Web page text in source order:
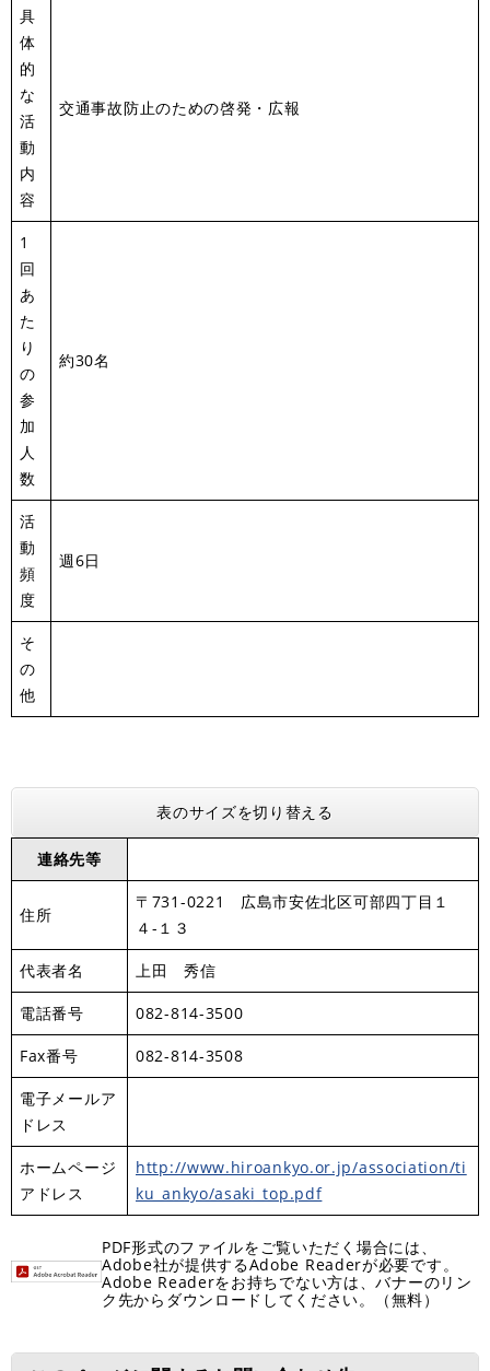
具
体
的
な
活
動
内
容
交通事故防止のための啓発・広報
1
回
あ
た
り
の
参
加
人
数
約30名
活
動
頻
度
週6日
そ
の
他
表のサイズを切り替える
連絡先等
住所
〒731-0221 広島市安佐北区可部四丁目１
４-１３
代表者名 上田 秀信
電話番号 082-814-3500
Fax番号 082-814-3508
電子メールア
ドレス
ホームページ
アドレス
http://www.hiroankyo.or.jp/association/ti
ku_ankyo/asaki_top.pdf
PDF形式のファイルをご覧いただく場合には、
Adobe社が提供するAdobe Readerが必要です。
Adobe Readerをお持ちでない方は、バナーのリン
ク先からダウンロードしてください。（無料）